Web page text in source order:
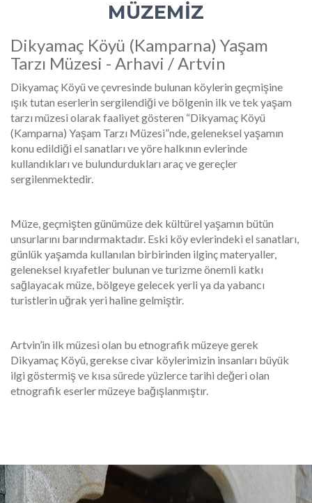
MÜZEMİZ
Dikyamaç Köyü (Kamparna) Yaşam
Tarzı Müzesi - Arhavi / Artvin
Dikyamaç Köyü ve çevresinde bulunan köylerin geçmişine
ışık tutan eserlerin sergilendiği ve bölgenin ilk ve tek yaşam
tarzı müzesi olarak faaliyet gösteren “Dikyamaç Köyü
(Kamparna) Yaşam Tarzı Müzesi”nde, geleneksel yaşamın
konu edildiği el sanatları ve yöre halkının evlerinde
kullandıkları ve bulundurdukları araç ve gereçler
sergilenmektedir.
Müze, geçmişten günümüze dek kültürel yaşamın bütün
unsurlarını barındırmaktadır. Eski köy evlerindeki el sanatları,
günlük yaşamda kullanılan birbirinden ilginç materyaller,
geleneksel kıyafetler bulunan ve turizme önemli katkı
sağlayacak müze, bölgeye gelecek yerli ya da yabancı
turistlerin uğrak yeri haline gelmiştir.
Artvin’in ilk müzesi olan bu etnografik müzeye gerek
Dikyamaç Köyü, gerekse civar köylerimizin insanları büyük
ilgi göstermiş ve kısa sürede yüzlerce tarihi değeri olan
etnografik eserler müzeye bağışlanmıştır.